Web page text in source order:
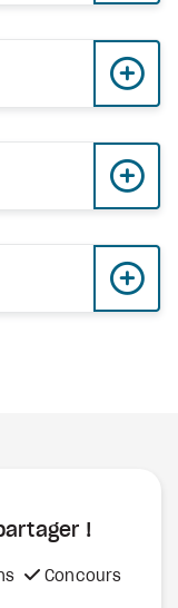
!
Concours